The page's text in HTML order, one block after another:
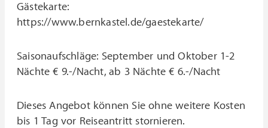
Gästekarte:
https://www.bernkastel.de/gaestekarte/
Saisonaufschläge: September und Oktober 1-2
Nächte € 9.-/Nacht, ab 3 Nächte € 6.-/Nacht
Dieses Angebot können Sie ohne weitere Kosten
bis 1 Tag vor Reiseantritt stornieren.